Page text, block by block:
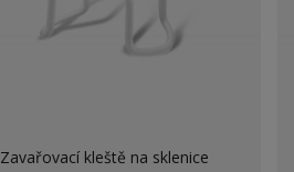
Zavařovací kleště na sklenice